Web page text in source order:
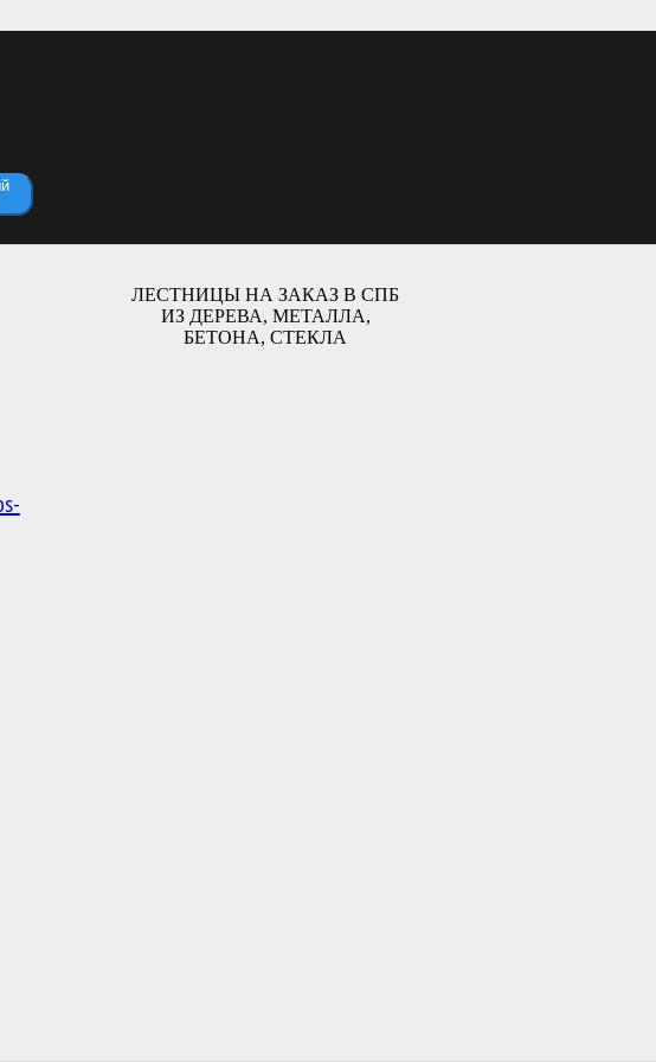
ЛЕСТНИЦЫ НА ЗАКАЗ В СПБ
ИЗ ДЕРЕВА, МЕТАЛЛА,
БЕТОНА, СТЕКЛА